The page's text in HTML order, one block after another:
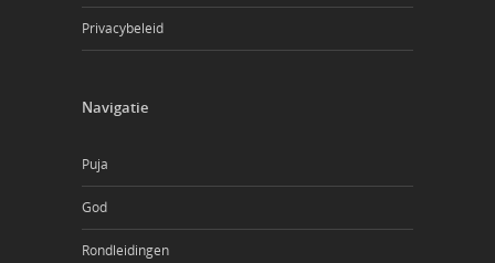
Privacybeleid
Navigatie
Puja
God
Rondleidingen